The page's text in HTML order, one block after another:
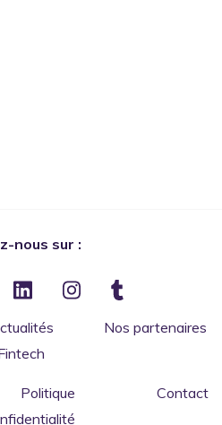
nous sur :
Nos partenaires
Politique
Contact